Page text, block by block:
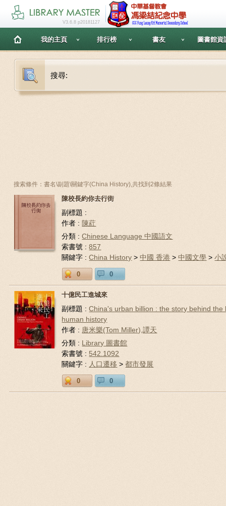
V3.6.8 p20181127
我的主頁 排行榜 書友 圖書館資
搜尋:
搜索條件：書名\副題\關鍵字(China History),共找到2條結果
陳校長約你去行街
副標題 :
作者 : 陳葒
分類 :Chinese Language 中國語文
索書號 :857
關鍵字 :China History >中國 香港 >中國文學 >小
0 0
十億民工進城來
副標題 :China's urban billion : the story behind the
human history
作者 : 唐米樂(Tom Miller),譚天
分類 : Library 圖書館
索書號 : 542.1092
關鍵字 : 人口遷移 >都市發展
0 0